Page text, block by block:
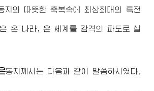
지 의 따뜻한 축복속에 최상최대의 특전
온 나라, 온 세계를 감격의 파도로 설
동지께서 는 다음과 같이 말씀하시였다.